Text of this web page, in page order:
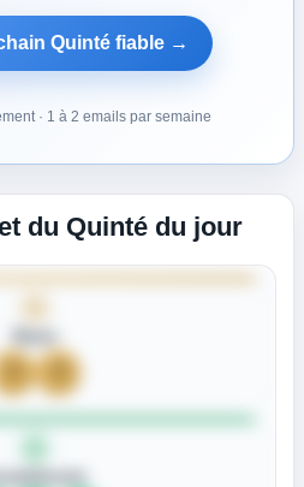
Quinté fiable →
· 1 à 2 emails par semaine
du Quinté du jour